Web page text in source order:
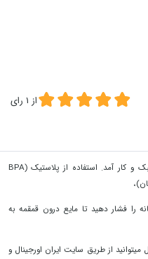
از 1 رای
شیکر / قمقمه ورزشی برند نیوبالانس بسیار سبک و کار آمد. استفاده از پلاستیک (BPA
را فشار دهید تا مایع درون قمقمه به
میتوانید از طریق سایت ایران اورجینال و